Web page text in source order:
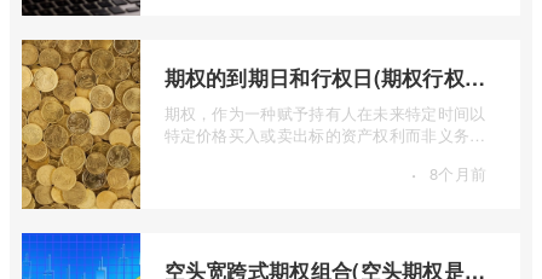
期权的到期日和行权日(期权行权日到期虚值期权都将清零)
期权，作为一种赋予持有人在未来特定时间以
特定价格买入或卖出标的资产权利而非义务的
· 8个月前
空头宽跨式期权组合(空头期权是什么意思)